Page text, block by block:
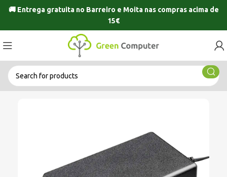
🚚 Entrega gratuita no Barreiro e Moitanas compras acima de
15€